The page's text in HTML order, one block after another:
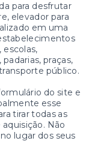
para desfrutar
elevador para
em uma
escolas,
praças,
público.
do site e
esse
tirar todas as
Não
lugar dos seus